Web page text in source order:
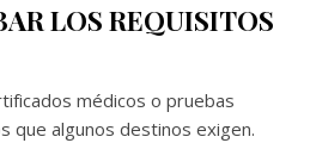
LOS REQUISITOS
médicos o pruebas
que algunos destinos exigen.